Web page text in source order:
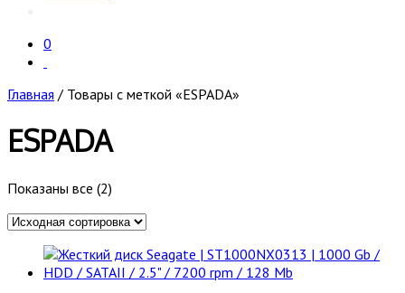
0
Главная / Товары с меткой «ESPADA»
ESPADA
Показаны все (2)